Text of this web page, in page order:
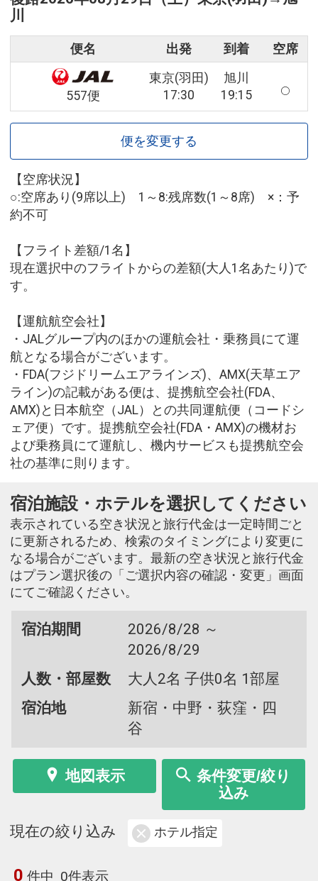
川
便名 出発 到着 空席
557便
東京(羽田)
17:30
旭川
19:15
便を変更する
【空席状況】
○:空席あり(9席以上) 1～8:残席数(1～8席) ×：予
約不可
【フライト差額/1名】
現在選択中のフライトからの差額(大人1名あたり)で
す。
【運航航空会社】
・JALグループ内のほかの運航会社・乗務員にて運
航となる場合がございます。
・FDA(フジドリームエアラインズ)、AMX(天草エア
ライン)の記載がある便は、提携航空会社(FDA、
AMX)と日本航空（JAL）との共同運航便（コードシ
ェア便）です。提携航空会社(FDA・AMX)の機材お
よび乗務員にて運航し、機内サービスも提携航空会
社の基準に則ります。
宿泊施設・ホテルを選択してください
表示されている空き状況と旅行代金は一定時間ごと
に更新されるため、検索のタイミングにより変更に
なる場合がございます。最新の空き状況と旅行代金
はプラン選択後の「ご選択内容の確認・変更」画面
にてご確認ください。
宿泊期間
2026/8/28 ～
2026/8/29
人数・部屋数
大人2名 子供0名 1部屋
宿泊地
新宿・中野・荻窪・四
谷
地図表示
条件変更/絞り
込み
現在の絞り込み ホテル指定
0 件中 0件表示